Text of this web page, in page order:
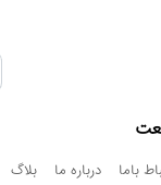
باما درباره ما بلاگ